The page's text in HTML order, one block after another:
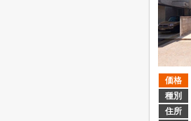
価格
種別
住所